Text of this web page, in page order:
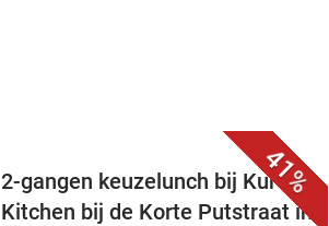
41%
2-gangen keuzelunch bij Kuro's
Kitchen bij de Korte Putstraat in